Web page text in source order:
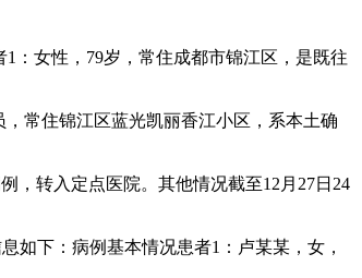
：女性，79岁，常住成都市锦江区，是既往
常住锦江区蓝光凯丽香江小区，系本土确
，转入定点医院。其他情况截至12月27日24
如下：病例基本情况患者1：卢某某，女，